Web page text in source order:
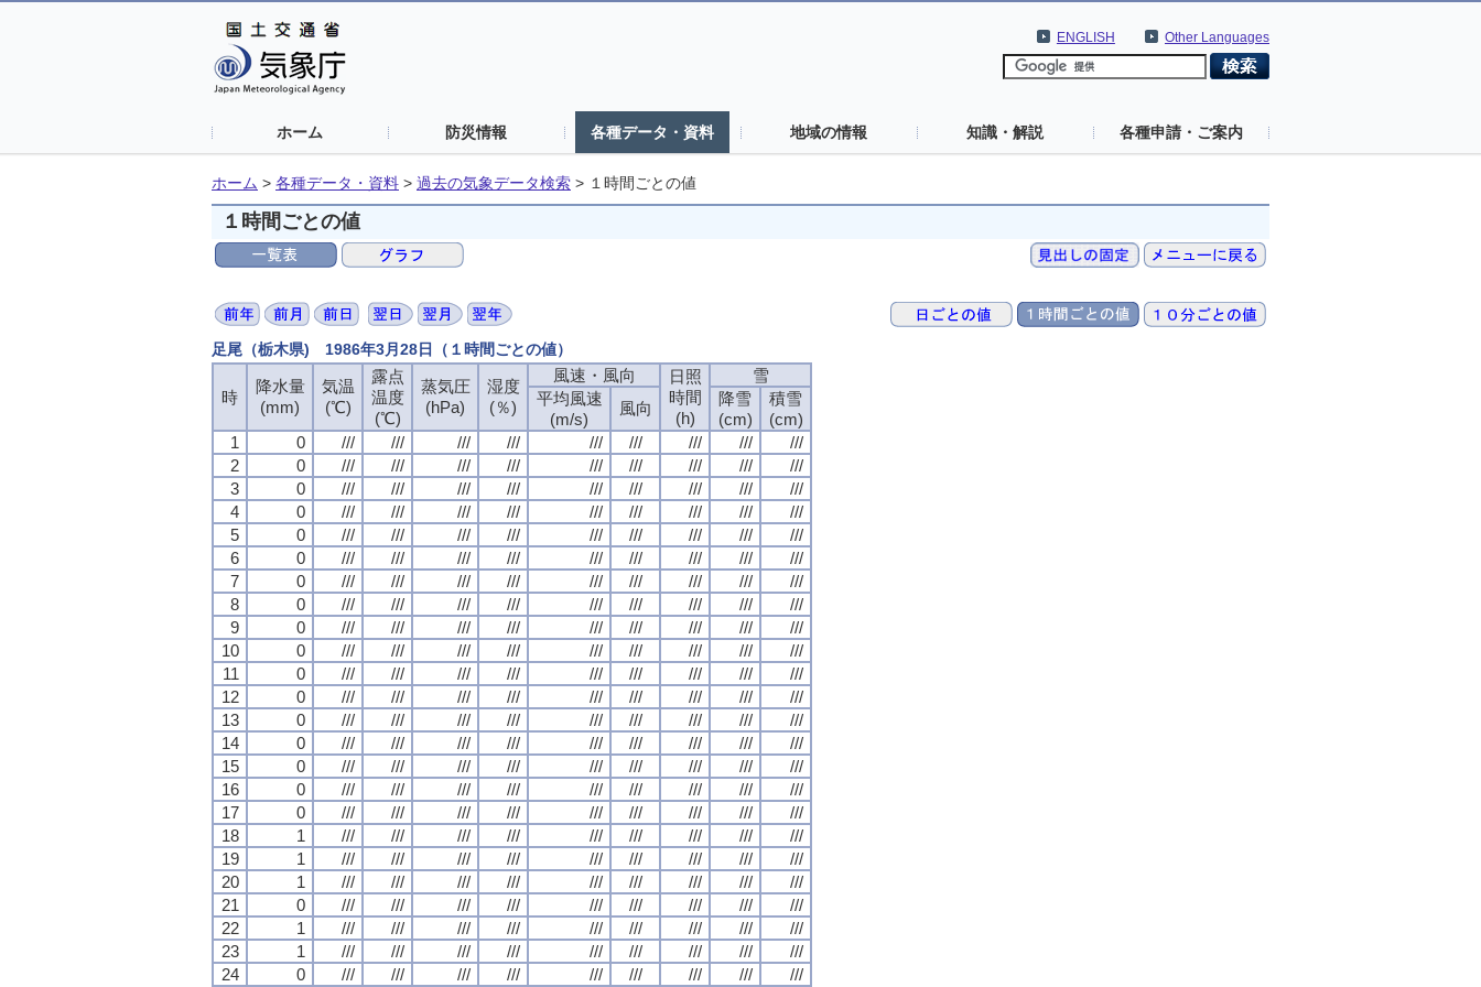
Other Languages
ENGLISH
ホーム 防災情報 各種データ・資料 地域の情報 知識・解説 各種申請・ご案内
ホーム > 各種データ・資料 > 過去の気象データ検索 > １時間ごとの値
１時間ごとの値
足尾（栃木県) 1986年3月28日（１時間ごとの値）
時
降水量
(mm)
気温
(℃)
露点
温度
(℃)
蒸気圧
(hPa)
湿度
(％)
風速・風向
日照
時間
(h)
雪
平均風速
(m/s)
風向
降雪
(cm)
積雪
(cm)
1
0 /// /// /// /// /// /// /// ///
///
2
0 /// /// /// /// /// /// /// ///
///
3
0 /// /// /// /// /// /// /// ///
///
4
0 /// /// /// /// /// /// /// ///
///
5
0 /// /// /// /// /// /// /// ///
///
6
0 /// /// /// /// /// /// /// ///
///
7
0 /// /// /// /// /// /// /// ///
///
8
0 /// /// /// /// /// /// /// ///
///
9
0 /// /// /// /// /// /// /// ///
///
10
0 /// /// /// /// /// /// /// ///
///
11
0 /// /// /// /// /// /// /// ///
///
12
0 /// /// /// /// /// /// /// ///
///
13
0 /// /// /// /// /// /// /// ///
///
14
0 /// /// /// /// /// /// /// ///
///
15
0 /// /// /// /// /// /// /// ///
///
16
0 /// /// /// /// /// /// /// ///
///
17
0 /// /// /// /// /// /// /// ///
///
18
1 /// /// /// /// /// /// /// ///
///
19
1 /// /// /// /// /// /// /// ///
///
20
1 /// /// /// /// /// /// /// ///
///
21
0 /// /// /// /// /// /// /// ///
///
22
1 /// /// /// /// /// /// /// ///
///
23
1 /// /// /// /// /// /// /// ///
///
24
0 /// /// /// /// /// /// /// /// ///